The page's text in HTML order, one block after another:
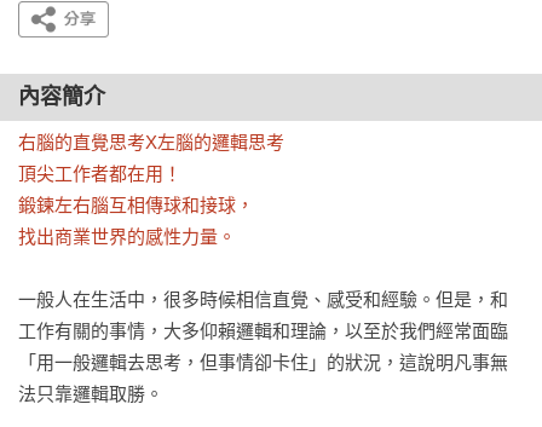
內容簡介
右腦的直覺思考X左腦的邏輯思考
頂尖工作者都在用！
鍛鍊左右腦互相傳球和接球，
找出商業世界的感性力量。
一般人在生活中，很多時候相信直覺、感受和經驗。但是，和
工作有關的事情，大多仰賴邏輯和理論，以至於我們經常面臨
「用一般邏輯去思考，但事情卻卡住」的狀況，這說明凡事無
法只靠邏輯取勝。